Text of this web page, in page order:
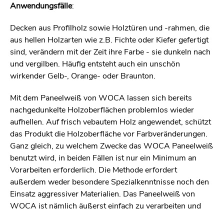
Anwendungsfälle:
Decken aus Profilholz sowie Holztüren und -rahmen, die
aus hellen Holzarten wie z.B. Fichte oder Kiefer gefertigt
sind, verändern mit der Zeit ihre Farbe - sie dunkeln nach
und vergilben. Häufig entsteht auch ein unschön
wirkender Gelb-, Orange- oder Braunton.
Mit dem Paneelweiß von WOCA lassen sich bereits
nachgedunkelte Holzoberflächen problemlos wieder
aufhellen. Auf frisch vebautem Holz angewendet, schützt
das Produkt die Holzoberfläche vor Farbveränderungen.
Ganz gleich, zu welchem Zwecke das WOCA Paneelweiß
benutzt wird, in beiden Fällen ist nur ein Minimum an
Vorarbeiten erforderlich. Die Methode erfordert
außerdem weder besondere Spezialkenntnisse noch den
Einsatz aggressiver Materialien. Das Paneelweiß von
WOCA ist nämlich äußerst einfach zu verarbeiten und